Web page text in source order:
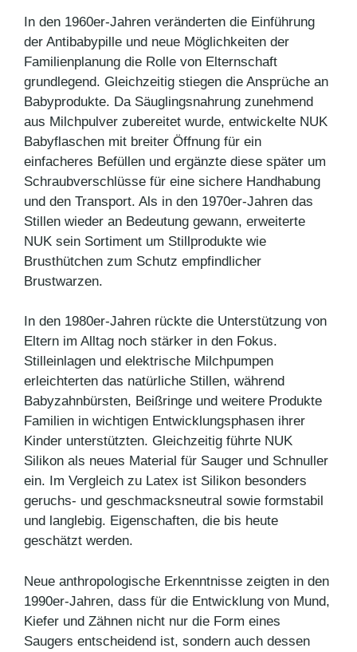
In den 1960er-Jahren veränderten die Einführung
der Antibabypille und neue Möglichkeiten der
Familienplanung die Rolle von Elternschaft
grundlegend. Gleichzeitig stiegen die Ansprüche an
Babyprodukte. Da Säuglingsnahrung zunehmend
aus Milchpulver zubereitet wurde, entwickelte NUK
Babyflaschen mit breiter Öffnung für ein
einfacheres Befüllen und ergänzte diese später um
Schraubverschlüsse für eine sichere Handhabung
und den Transport. Als in den 1970er-Jahren das
Stillen wieder an Bedeutung gewann, erweiterte
NUK sein Sortiment um Stillprodukte wie
Brusthütchen zum Schutz empfindlicher
Brustwarzen.
In den 1980er-Jahren rückte die Unterstützung von
Eltern im Alltag noch stärker in den Fokus.
Stilleinlagen und elektrische Milchpumpen
erleichterten das natürliche Stillen, während
Babyzahnbürsten, Beißringe und weitere Produkte
Familien in wichtigen Entwicklungsphasen ihrer
Kinder unterstützten. Gleichzeitig führte NUK
Silikon als neues Material für Sauger und Schnuller
ein. Im Vergleich zu Latex ist Silikon besonders
geruchs- und geschmacksneutral sowie formstabil
und langlebig. Eigenschaften, die bis heute
geschätzt werden.
Neue anthropologische Erkenntnisse zeigten in den
1990er-Jahren, dass für die Entwicklung von Mund,
Kiefer und Zähnen nicht nur die Form eines
Saugers entscheidend ist, sondern auch dessen